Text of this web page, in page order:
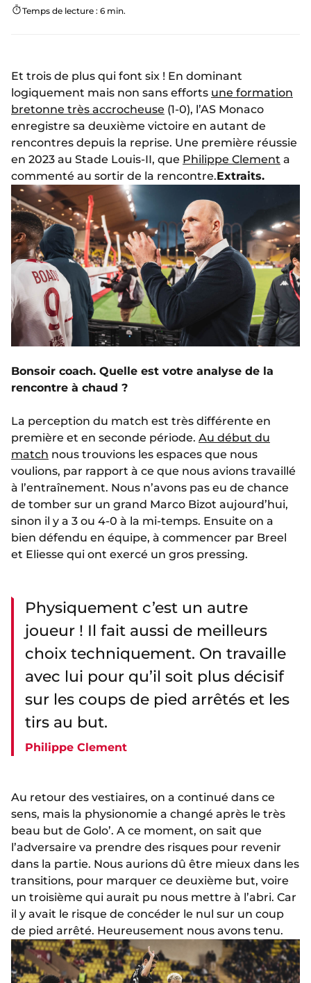
Temps de lecture : 6 min.
Et trois de plus qui font six ! En dominant
logiquement mais non sans efforts une formation
bretonne très accrocheuse (1-0), l’AS Monaco
enregistre sa deuxième victoire en autant de
rencontres depuis la reprise. Une première réussie
en 2023 au Stade Louis-II, que Philippe Clement a
commenté au sortir de la rencontre.Extraits.
Bonsoir coach. Quelle est votre analyse de la
rencontre à chaud ?
La perception du match est très différente en
première et en seconde période. Au début du
match nous trouvions les espaces que nous
voulions, par rapport à ce que nous avions travaillé
à l’entraînement. Nous n’avons pas eu de chance
de tomber sur un grand Marco Bizot aujourd’hui,
sinon il y a 3 ou 4-0 à la mi-temps. Ensuite on a
bien défendu en équipe, à commencer par Breel
et Eliesse qui ont exercé un gros pressing.
Physiquement c’est un autre
joueur ! Il fait aussi de meilleurs
choix techniquement. On travaille
avec lui pour qu’il soit plus décisif
sur les coups de pied arrêtés et les
tirs au but.
Philippe Clement
Au retour des vestiaires, on a continué dans ce
sens, mais la physionomie a changé après le très
beau but de Golo’. A ce moment, on sait que
l’adversaire va prendre des risques pour revenir
dans la partie. Nous aurions dû être mieux dans les
transitions, pour marquer ce deuxième but, voire
un troisième qui aurait pu nous mettre à l’abri. Car
il y avait le risque de concéder le nul sur un coup
de pied arrêté. Heureusement nous avons tenu.